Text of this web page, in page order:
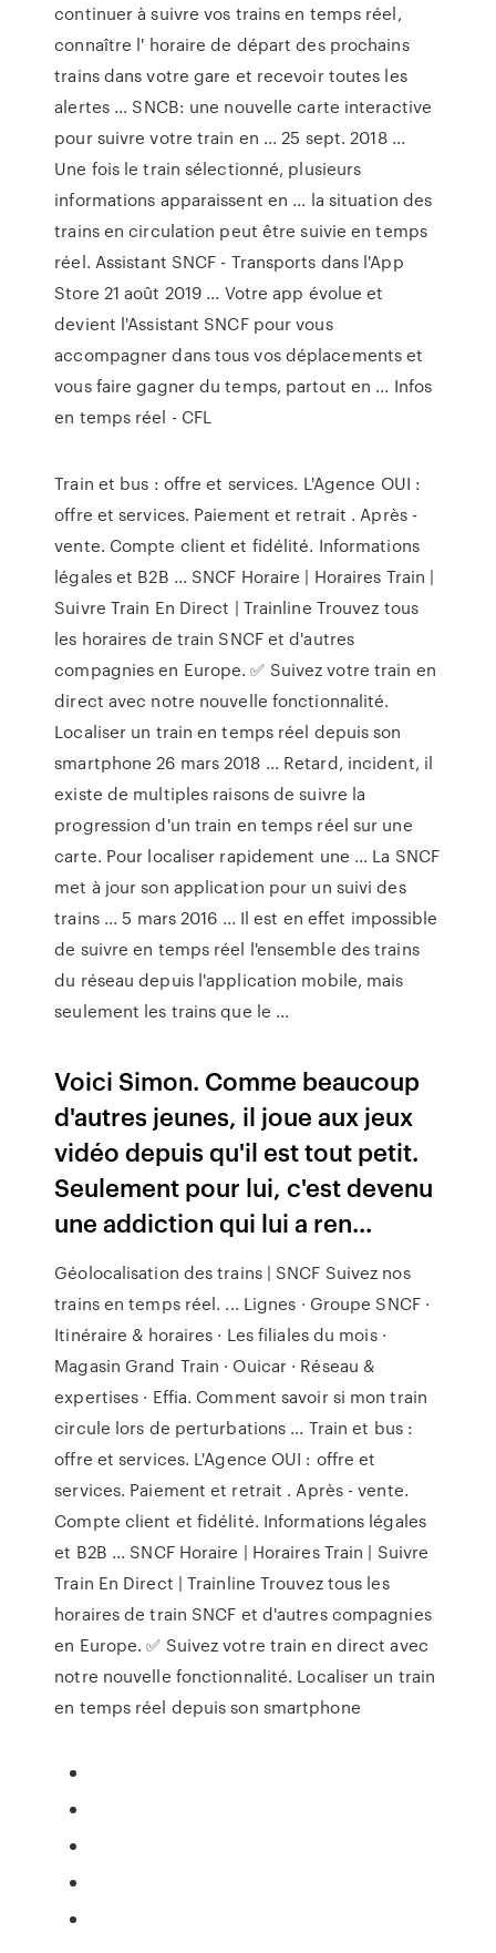
continuer à suivre vos trains en temps réel,
connaître l' horaire de départ des prochains
trains dans votre gare et recevoir toutes les
alertes ... SNCB: une nouvelle carte interactive
pour suivre votre train en ... 25 sept. 2018 ...
Une fois le train sélectionné, plusieurs
informations apparaissent en ... la situation des
trains en circulation peut être suivie en temps
réel. Assistant SNCF - Transports dans l'App
Store 21 août 2019 ... Votre app évolue et
devient l'Assistant SNCF pour vous
accompagner dans tous vos déplacements et
vous faire gagner du temps, partout en ... Infos
en temps réel - CFL
Train et bus : offre et services. L'Agence OUI :
offre et services. Paiement et retrait . Après -
vente. Compte client et fidélité. Informations
légales et B2B ... SNCF Horaire | Horaires Train |
Suivre Train En Direct | Trainline Trouvez tous
les horaires de train SNCF et d'autres
compagnies en Europe. ✅ Suivez votre train en
direct avec notre nouvelle fonctionnalité.
Localiser un train en temps réel depuis son
smartphone 26 mars 2018 ... Retard, incident, il
existe de multiples raisons de suivre la
progression d'un train en temps réel sur une
carte. Pour localiser rapidement une ... La SNCF
met à jour son application pour un suivi des
trains ... 5 mars 2016 ... Il est en effet impossible
de suivre en temps réel l'ensemble des trains
du réseau depuis l'application mobile, mais
seulement les trains que le ...
Voici Simon. Comme beaucoup
d'autres jeunes, il joue aux jeux
vidéo depuis qu'il est tout petit.
Seulement pour lui, c'est devenu
une addiction qui lui a ren...
Géolocalisation des trains | SNCF Suivez nos
trains en temps réel. ... Lignes · Groupe SNCF ·
Itinéraire & horaires · Les filiales du mois ·
Magasin Grand Train · Ouicar · Réseau &
expertises · Effia. Comment savoir si mon train
circule lors de perturbations ... Train et bus :
offre et services. L'Agence OUI : offre et
services. Paiement et retrait . Après - vente.
Compte client et fidélité. Informations légales
et B2B ... SNCF Horaire | Horaires Train | Suivre
Train En Direct | Trainline Trouvez tous les
horaires de train SNCF et d'autres compagnies
en Europe. ✅ Suivez votre train en direct avec
notre nouvelle fonctionnalité. Localiser un train
en temps réel depuis son smartphone